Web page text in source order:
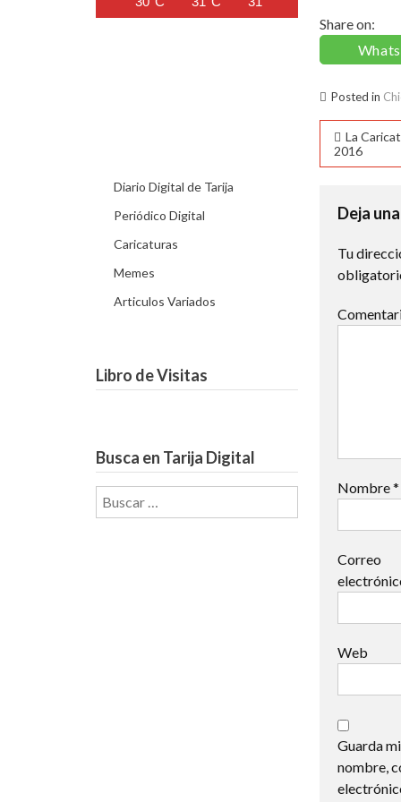
Share on:
Posted in
de
La
2016
Deja
Tu
Nombre*
Correo
Web
Guarda mi
nombre,
Diario Digital de Tarija
Periódico Digital
Caricaturas
Memes
Articulos Variados
Libro de Visitas
Busca en Tarija Digital
Buscar: